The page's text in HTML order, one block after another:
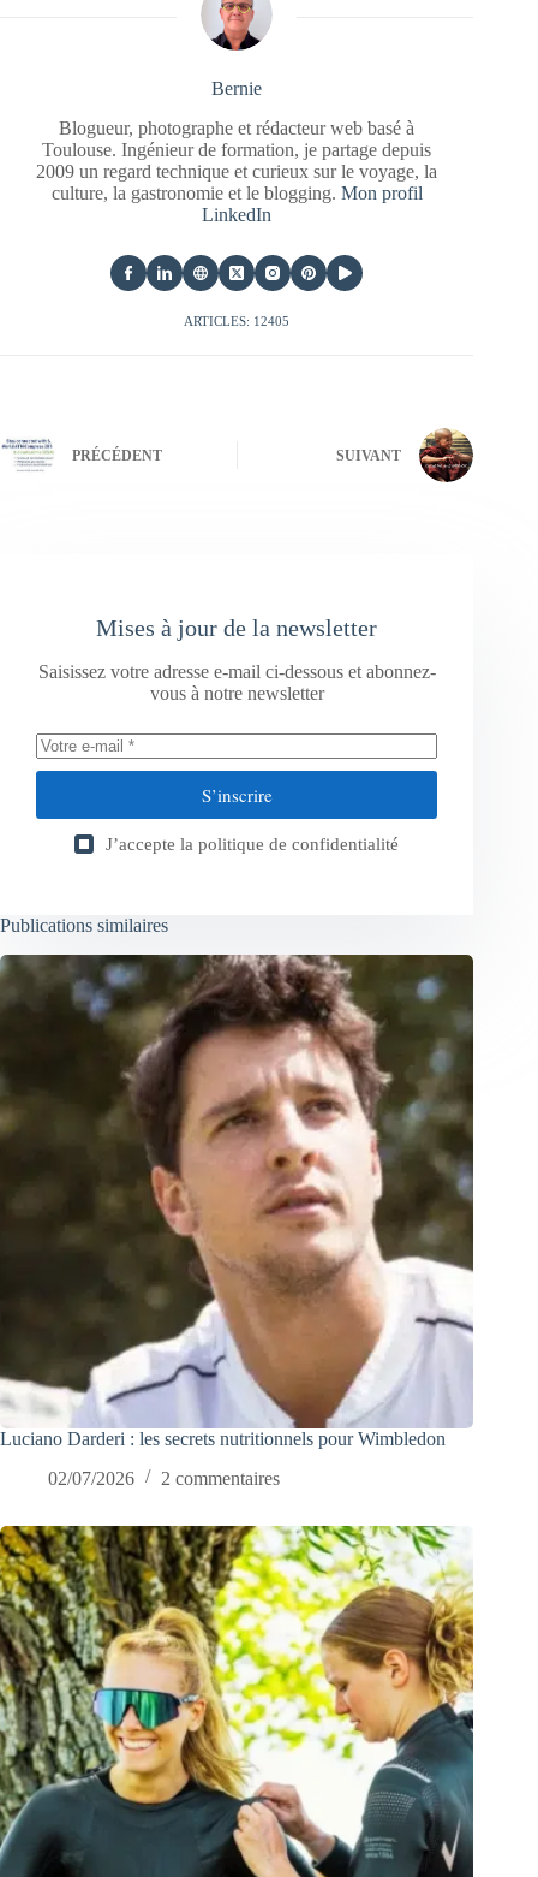
Bernie
Blogueur, photographe et rédacteur web basé à
Toulouse. Ingénieur de formation, je partage depuis
2009 un regard technique et curieux sur le voyage, la
culture, la gastronomie et le blogging. Mon profil
LinkedIn
ARTICLES: 12405
PRÉCÉDENT SUIVANT
Mises à jour de la newsletter
Saisissez votre adresse e-mail ci-dessous et abonnez-
vous à notre newsletter
S’inscrire
J’accepte la politique de confidentialité
Publications similaires
Luciano Darderi : les secrets nutritionnels pour Wimbledon
02/07/2026
2 commentaires